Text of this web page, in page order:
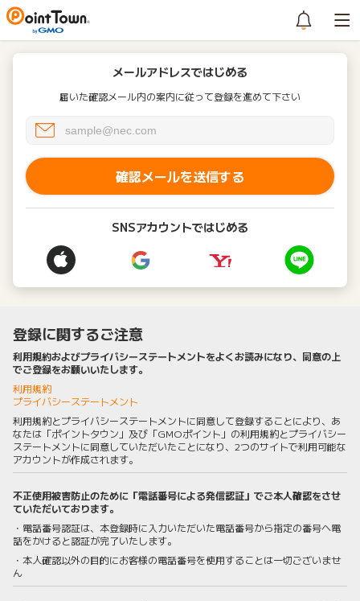
メールアドレスではじめる
届いた確認メール内の案内に従って登録を進めて下さい
確認メールを送信する
SNSアカウントではじめる
登録に関するご注意
利用規約およびプライバシーステートメントをよくお読みになり、同意の上
でご登録をお願いいたします。
利用規約
プライバシーステートメント
利用規約とプライバシーステートメントに同意して登録することにより、あ
なたは「ポイントタウン」及び「GMOポイント」の利用規約とプライバシー
ステートメントに同意していただいたことになり、2つのサイトで利用可能な
アカウントが作成されます。
不正使用被害防止のために「電話番号による発信認証」でご本人確認をさせ
ていただいております。
・電話番号認証は、本登録時に入力いただいた電話番号から指定の番号へ電
話をかけると認証が完了いたします。
・本人確認以外の目的にお客様の電話番号を使用することは一切ございませ
ん